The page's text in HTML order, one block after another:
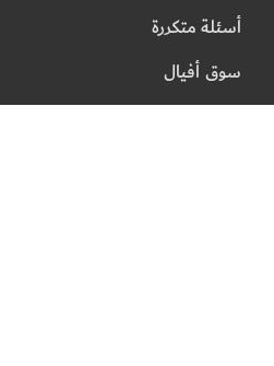
أسئلة متكررة
سوق أفيال